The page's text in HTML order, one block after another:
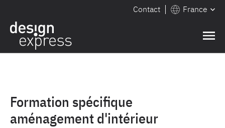
Contact France
Formation spécifique
aménagement d'intérieur